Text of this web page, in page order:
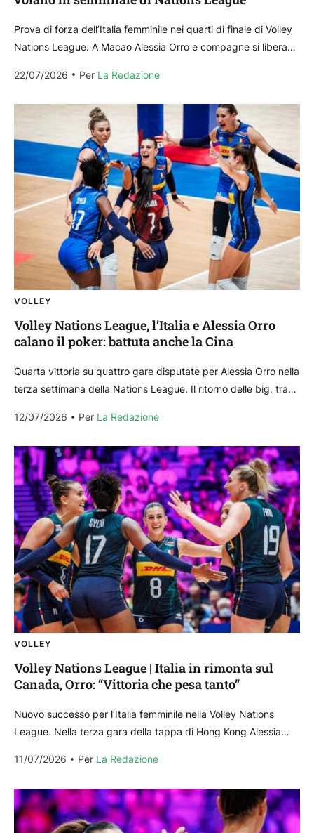
Prova di forza dell’Italia femminile nei quarti di finale di Volley
Nations League. A Macao Alessia Orro e compagne si liberano
22/07/2026
Per La Redazione
VOLLEY
Volley Nations League, l’Italia e Alessia Orro
calano il poker: battuta anche la Cina
Quarta vittoria su quattro gare disputate per Alessia Orro nella
terza settimana della Nations League. Il ritorno delle big, tra
12/07/2026
Per La Redazione
VOLLEY
Volley Nations League | Italia in rimonta sul
Canada, Orro: “Vittoria che pesa tanto”
Nuovo successo per l‘Italia femminile nella Volley Nations
League. Nella terza gara della tappa di Hong Kong Alessia
11/07/2026
Per La Redazione